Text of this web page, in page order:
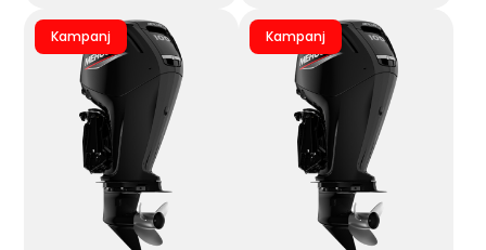
Kampanj Kampanj